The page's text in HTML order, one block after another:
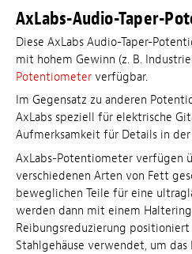
AxLabs-Audio-Taper-
Diese AxLabs Audio-Taper-
mit hohem Gewinn (z. B.
Potentiometer verfügbar.
Im Gegensatz zu anderen
AxLabs speziell für elektrische
Aufmerksamkeit für Details in
AxLabs-Potentiometer verfügen
verschiedenen Arten von Fett
beweglichen Teile für eine
werden dann mit einem
Reibungsreduzierung
Stahlgehäuse verwendet, um